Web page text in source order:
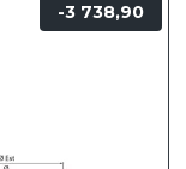
3 738,90